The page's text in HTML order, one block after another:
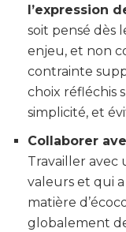
l’expression
soit pensé dès
enjeu, et non
contrainte
choix réfléchis
simplicité, et
Collaborer
Travailler avec
valeurs et qui
matière
globalement